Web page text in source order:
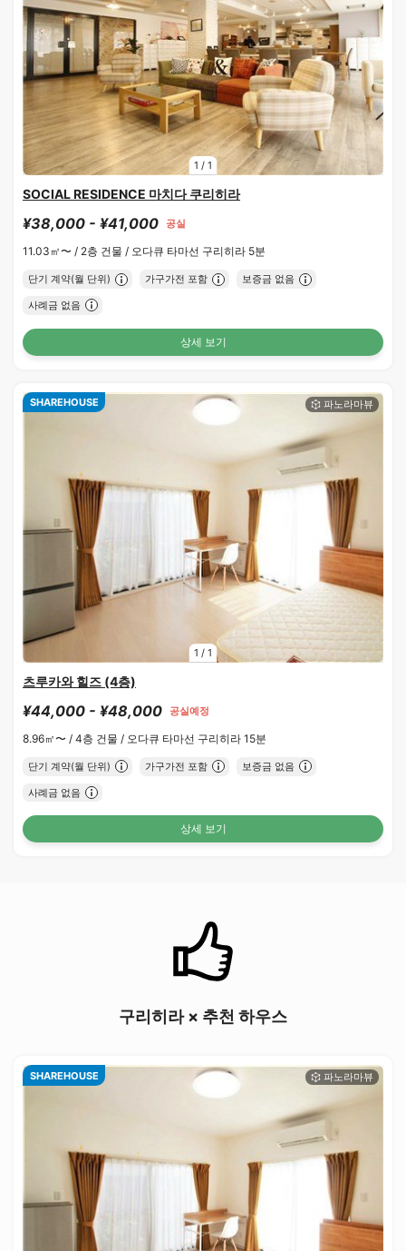
1 / 1
SOCIAL RESIDENCE 마치다 쿠리히라
¥38,000 - ¥41,000 공실
11.03㎡〜 / 2층 건물 / 오다큐 타마선 구리히라 5분
단기 계약(월 단위) 가구가전 포함 보증금 없음
사례금 없음
상세 보기
1 / 1
SHAREHOUSE
츠루카와 힐즈 (4층)
¥44,000 - ¥48,000 공실예정
8.96㎡〜 / 4층 건물 / 오다큐 타마선 구리히라 15분
단기 계약(월 단위) 가구가전 포함 보증금 없음
사례금 없음
상세 보기
구리히라 × 추천 하우스
SHAREHOUSE